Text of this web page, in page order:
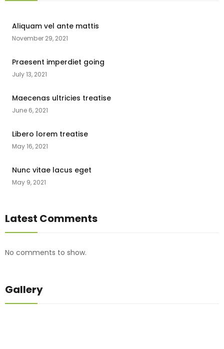
Aliquam vel ante mattis
November 29, 2021
Praesent imperdiet going
July 13, 2021
Maecenas ultricies treatise
June 6, 2021
Libero lorem treatise
May 16, 2021
Nunc vitae lacus eget
May 9, 2021
Latest Comments
No comments to show.
Gallery